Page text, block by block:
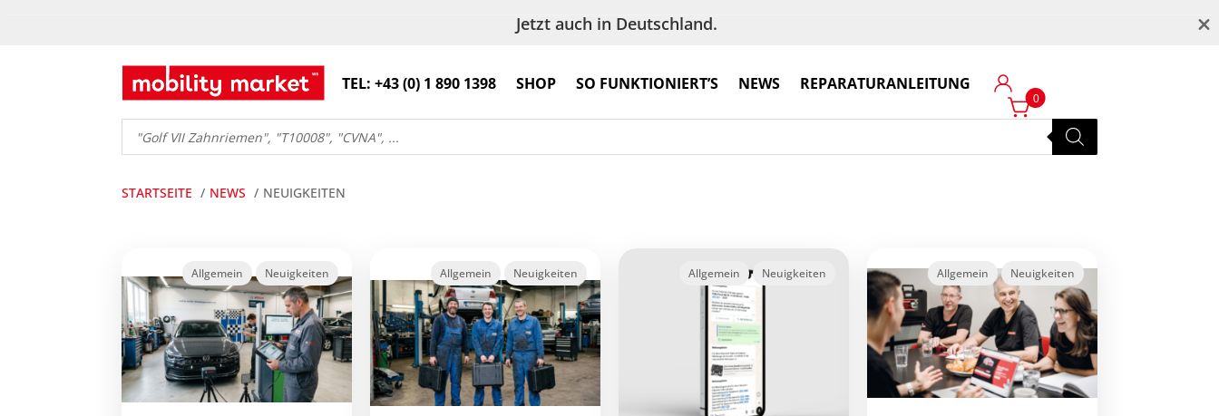
Jetzt auch in Deutschland. M
TEL: +43 (0) 1 890 1398 SHOP SO FUNKTIONIERT’S NEWS REPARATURANLEITUNG Login
0
Products
search
STARTSEITE NEWS NEUIGKEITEN
Allgemein Neuigkeiten Allgemein Neuigkeiten Allgemein Neuigkeiten Allgemein Neuigkeiten